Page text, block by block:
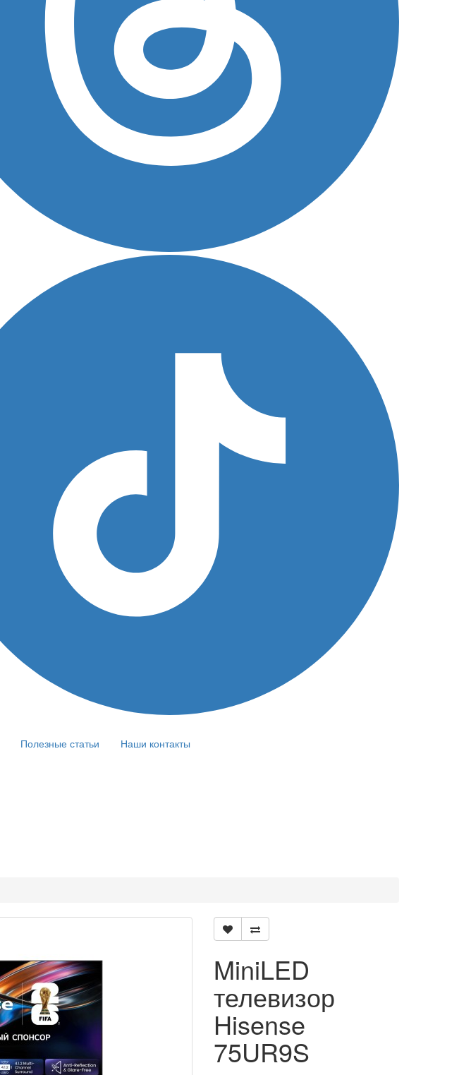
Полезные статьи Наши контакты
MiniLED
телевизор
Hisense
75UR9S